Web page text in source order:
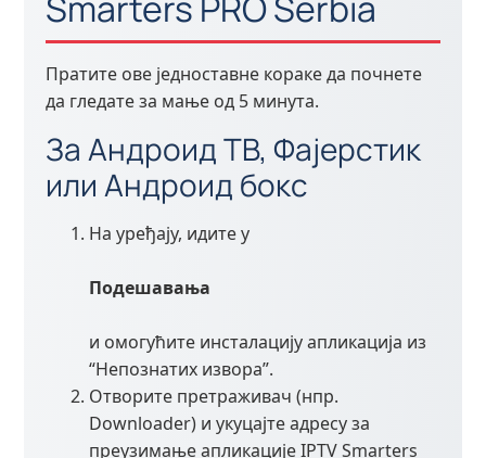
Пратите ове једноставне кораке да почнете
да гледате за мање од 5 минута.
За Андроид ТВ, Фајерстик
или Андроид бокс
На уређају, идите у
Подешавања
и омогућите инсталацију апликација из
“Непознатих извора”.
Отворите претраживач (нпр.
Downloader) и укуцајте адресу за
преузимање апликације IPTV Smarters